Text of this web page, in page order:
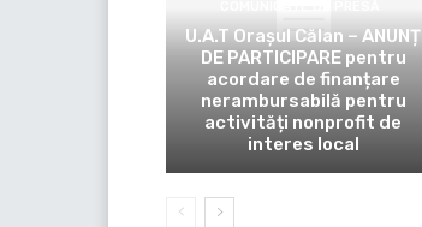
U.A.T Orașul Călan – ANUNȚ
DE PARTICIPARE pentru
acordare de finanțare
nerambursabilă pentru
activități nonprofit de
interes local